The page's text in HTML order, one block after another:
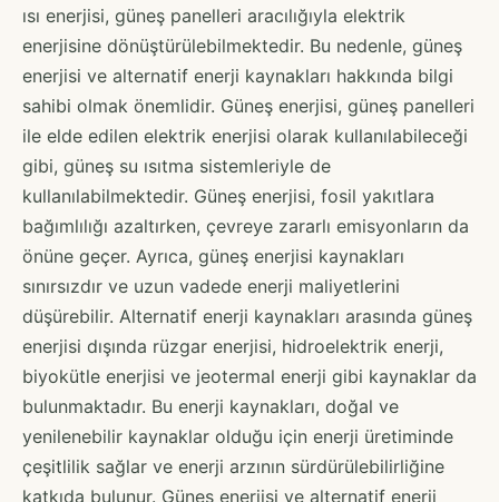
ısı enerjisi, güneş panelleri aracılığıyla elektrik
enerjisine dönüştürülebilmektedir. Bu nedenle, güneş
enerjisi ve alternatif enerji kaynakları hakkında bilgi
sahibi olmak önemlidir. Güneş enerjisi, güneş panelleri
ile elde edilen elektrik enerjisi olarak kullanılabileceği
gibi, güneş su ısıtma sistemleriyle de
kullanılabilmektedir. Güneş enerjisi, fosil yakıtlara
bağımlılığı azaltırken, çevreye zararlı emisyonların da
önüne geçer. Ayrıca, güneş enerjisi kaynakları
sınırsızdır ve uzun vadede enerji maliyetlerini
düşürebilir. Alternatif enerji kaynakları arasında güneş
enerjisi dışında rüzgar enerjisi, hidroelektrik enerji,
biyokütle enerjisi ve jeotermal enerji gibi kaynaklar da
bulunmaktadır. Bu enerji kaynakları, doğal ve
yenilenebilir kaynaklar olduğu için enerji üretiminde
çeşitlilik sağlar ve enerji arzının sürdürülebilirliğine
katkıda bulunur. Güneş enerjisi ve alternatif enerji